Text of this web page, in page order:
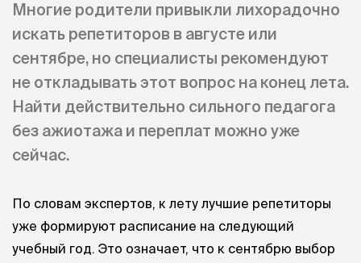
Многие родители привыкли лихорадочно
искать репетиторов в августе или
сентябре, но специалисты рекомендуют
не откладывать этот вопрос на конец лета.
Найти действительно сильного педагога
без ажиотажа и переплат можно уже
сейчас.
По словам экспертов, к лету лучшие репетиторы
уже формируют расписание на следующий
учебный год. Это означает, что к сентябрю выбор